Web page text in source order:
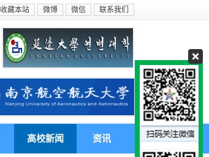
收藏本站 微博 微信 联系我们
高校新闻 资讯